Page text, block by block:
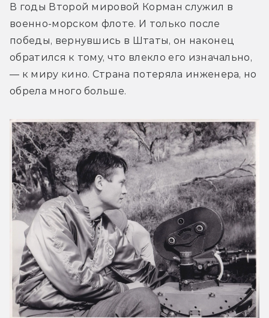
В годы Второй мировой Корман служил в
военно-морском флоте. И только после
победы, вернувшись в Штаты, он наконец
обратился к тому, что влекло его изначально,
— к миру кино. Страна потеряла инженера, но
обрела много больше.